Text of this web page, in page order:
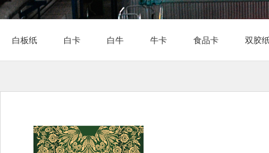
白板纸 白卡 白牛 牛卡 食品卡 双胶